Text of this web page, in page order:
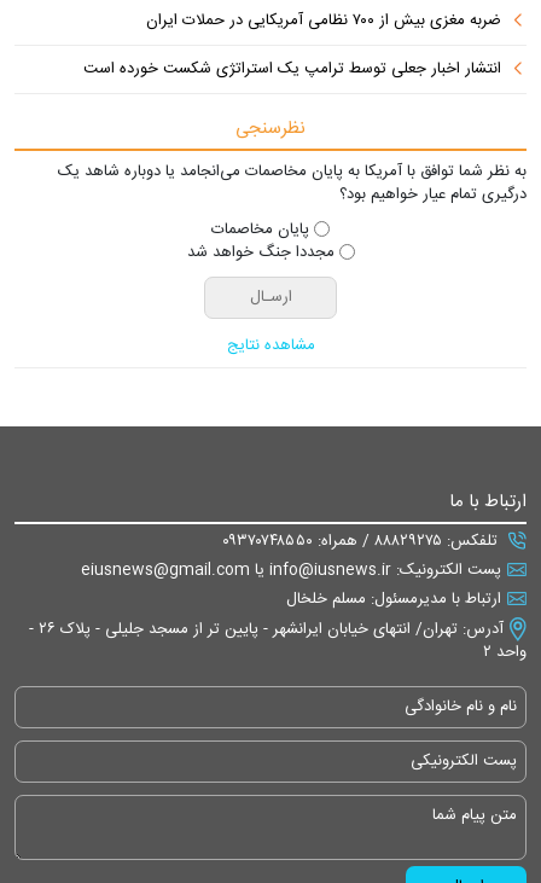
ضربه مغزی بیش از ۷۰۰ نظامی آمریکایی در حملات ایران
انتشار اخبار جعلی توسط ترامپ یک استراتژی شکست خورده است
نظرسنجی
به نظر شما توافق با آمریکا به پایان مخاصمات می‌انجامد یا دوباره شاهد یک
درگیری تمام عیار خواهیم بود؟
پایان مخاصمات
مجددا جنگ خواهد شد
مشاهده نتایج
ارتباط با ما
تلفکس: ۸۸۸۲۹۲۷۵ / همراه: ۰۹۳۷۰۷۴۸۵۵۰
پست الکترونیک: info@iusnews.ir یا eiusnews@gmail.com
ارتباط با مدیرمسئول: مسلم خلخال
آدرس: تهران/ انتهای خیابان ایرانشهر - پایین تر از مسجد جلیلی - پلاک ۲۶ -
واحد ۲